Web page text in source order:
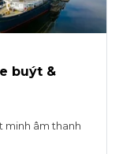
buýt &
minh âm thanh